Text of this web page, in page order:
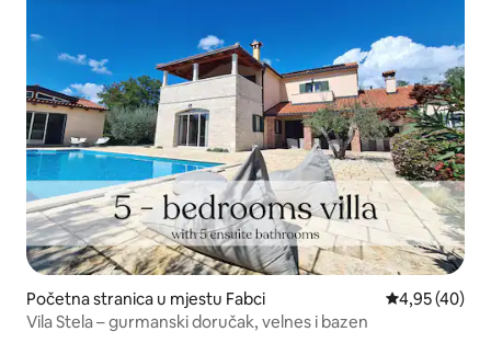
Početna stranica u mjestu Fabci prosječna
4,95 (40)
Vila Stela – gurmanski doručak, velnes i bazen